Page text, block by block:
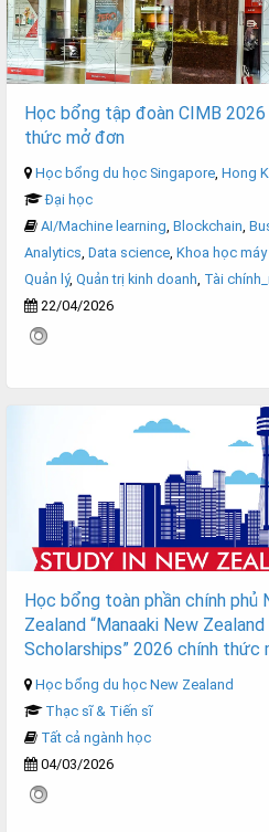
Học bổng tập đoàn CIMB
thức mở đơn
Học bổng du học Singapore, Hong
Đại học
AI/Machine learning, Blockchain,
Analytics, Data science, Khoa học máy
Quản lý, Quản trị kinh doanh, Tài
22/04/2026
Học bổng toàn phần chính phủ
Zealand “Manaaki New Zealand
Scholarships” 2026 chính thức
Học bổng du học New Zealand
Thạc sĩ & Tiến sĩ
Tất cả ngành học
04/03/2026